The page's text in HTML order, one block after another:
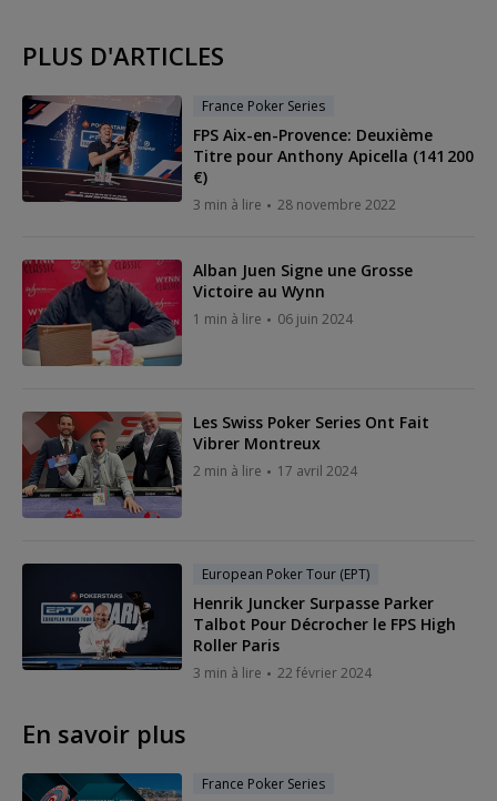
PLUS D'ARTICLES
France Poker Series
FPS Aix-en-Provence: Deuxième
Titre pour Anthony Apicella (141 200
€)
3 min à lire 28 novembre 2022
Alban Juen Signe une Grosse
Victoire au Wynn
1 min à lire 06 juin 2024
Les Swiss Poker Series Ont Fait
Vibrer Montreux
2 min à lire 17 avril 2024
European Poker Tour (EPT)
Henrik Juncker Surpasse Parker
Talbot Pour Décrocher le FPS High
Roller Paris
3 min à lire 22 février 2024
En savoir plus
France Poker Series